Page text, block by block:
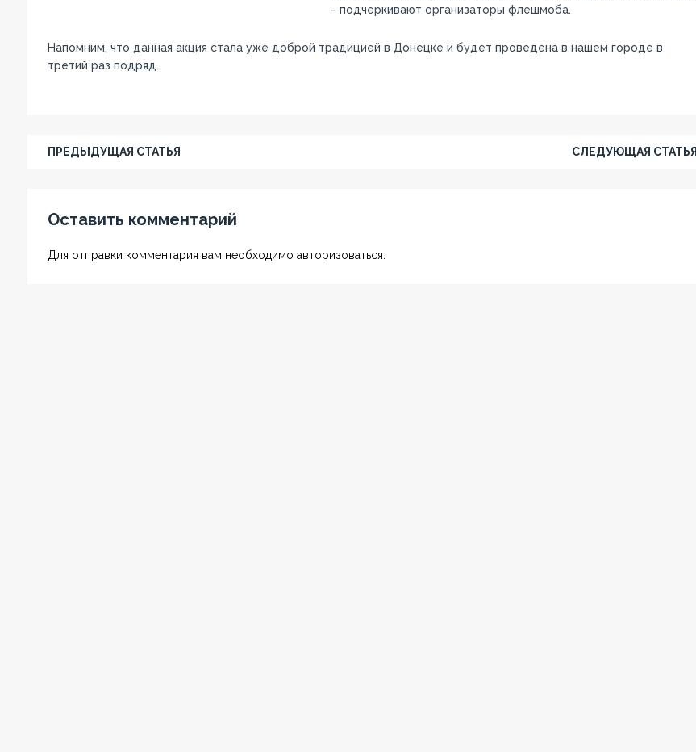
– подчеркивают организаторы флешмоба.
Напомним, что данная акция стала уже доброй традицией в Донецке и будет проведена в нашем городе в
третий раз подряд.
ПРЕДЫДУЩАЯ СТАТЬЯ СЛЕДУЮЩАЯ СТАТЬЯ
Оставить комментарий
Для отправки комментария вам необходимо авторизоваться.